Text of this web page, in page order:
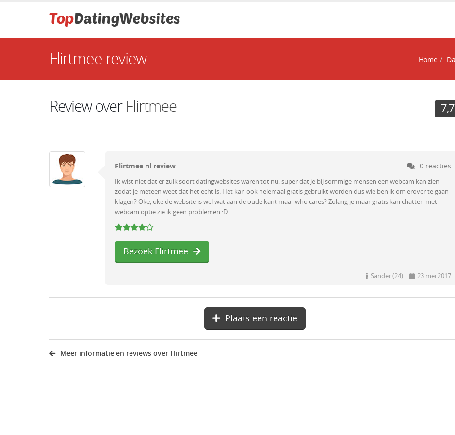
Flirtmee review Home
Review over Flirtmee 7,7
Flirtmee nl review 0 reacties
Ik wist niet dat er zulk soort datingwebsites waren tot nu, super dat je bij sommige mensen een webcam kan zien
zodat je meteen weet dat het echt is. Het kan ook helemaal gratis gebruikt worden dus wie ben ik om erover te gaan
klagen? Oke, oke de website is wel wat aan de oude kant maar who cares? Zolang je maar gratis kan chatten met
webcam optie zie ik geen problemen :D
Bezoek Flirtmee
Sander (24) 23 mei 2017
Plaats een reactie
Meer informatie en reviews over Flirtmee